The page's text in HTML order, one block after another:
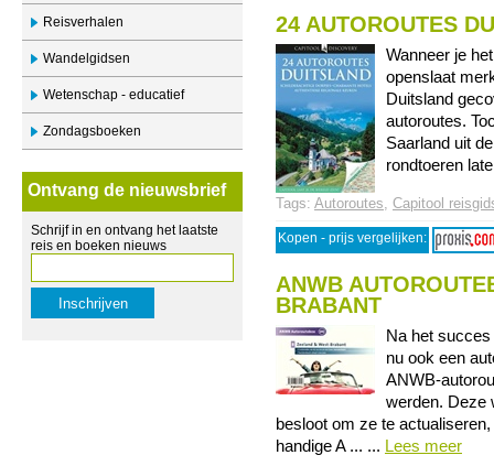
Reisverhalen
Wandelgidsen
Wetenschap - educatief
Zondagsboeken
Ontvang de nieuwsbrief
Schrijf in en ontvang het laatste
reis en boeken nieuws
24 AUTOROUTES
Wanneer je
openslaat
Duitsland
autoroutes.
Saarland uit
rondtoeren
Tags: Autoroutes, Capitool
Kopen - prijs vergelijken:
ANWB
BRABANT
Na het
nu ook een
ANWB-
werden. Deze
besloot om ze te
handige A ... ... Lees meer